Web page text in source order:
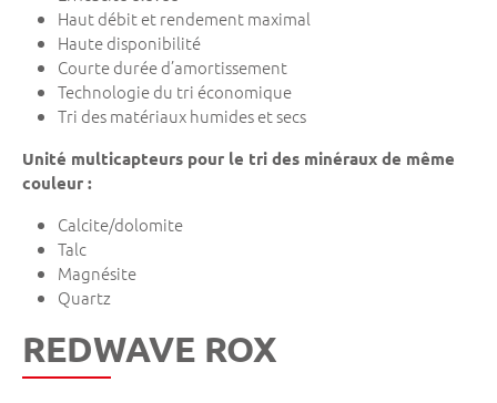
Haut débit et rendement maximal
Haute disponibilité
Courte durée d’amortissement
Technologie du tri économique
Tri des matériaux humides et secs
Unité multicapteurs pour le tri des minéraux de même
couleur :
Calcite/dolomite
Talc
Magnésite
Quartz
REDWAVE ROX